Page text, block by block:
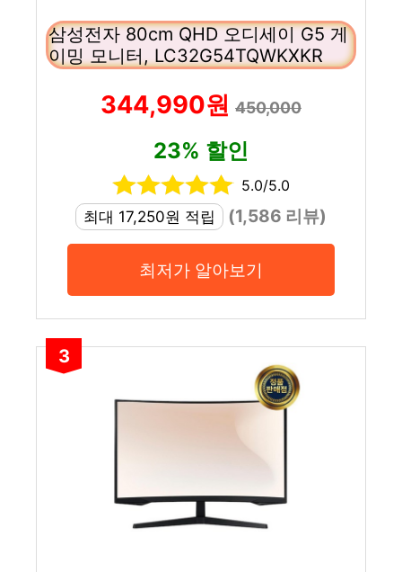
삼성전자 80cm QHD 오디세이 G5 게
이밍 모니터, LC32G54TQWKXKR
344,990원 450,000
23% 할인
5.0/5.0
최대 17,250원 적립
(1,586 리뷰)
최저가 알아보기
3